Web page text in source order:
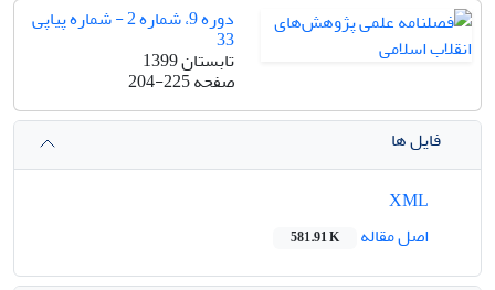
دوره 9، شماره 2 - شماره پیاپی
33
تابستان 1399
صفحه204-225
فایل ها
اصل مقاله
581.91 K